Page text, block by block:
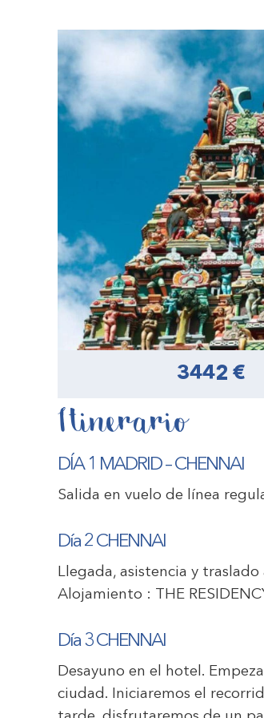
3442 €
Itinerario
DÍA 1 MADRID–CHENNAI
Salida en vuelo de línea
Día 2 CHENNAI
Llegada, asistencia y traslado
Alojamiento :
THE
Día 3CHENNAI
Desayuno en el hotel.
ciudad. Iniciaremos el